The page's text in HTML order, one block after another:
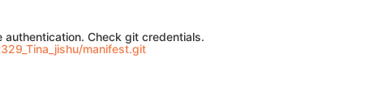
Check git credentials.
manifest.git